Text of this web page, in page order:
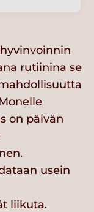
rutiinina se
on päivän
usein
liikuta.